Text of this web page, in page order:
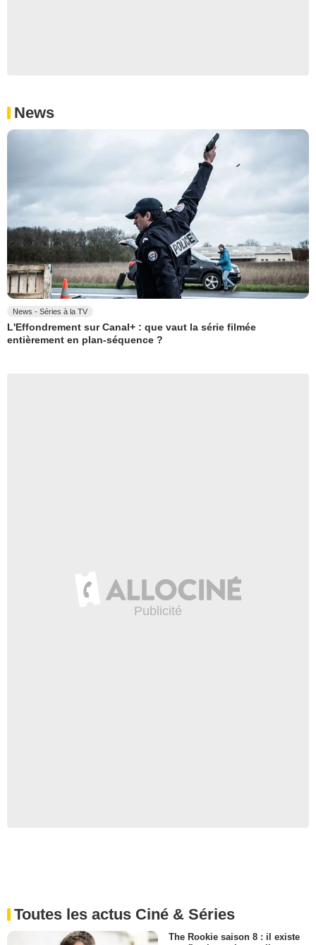
News
News - Séries à la TV
L'Effondrement sur Canal+ : que vaut la série filmée
entièrement en plan-séquence ?
Toutes les actus Ciné & Séries
The Rookie saison 8 : il existe